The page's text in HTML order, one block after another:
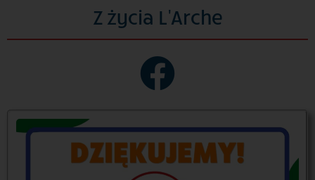
Z życia L'Arche